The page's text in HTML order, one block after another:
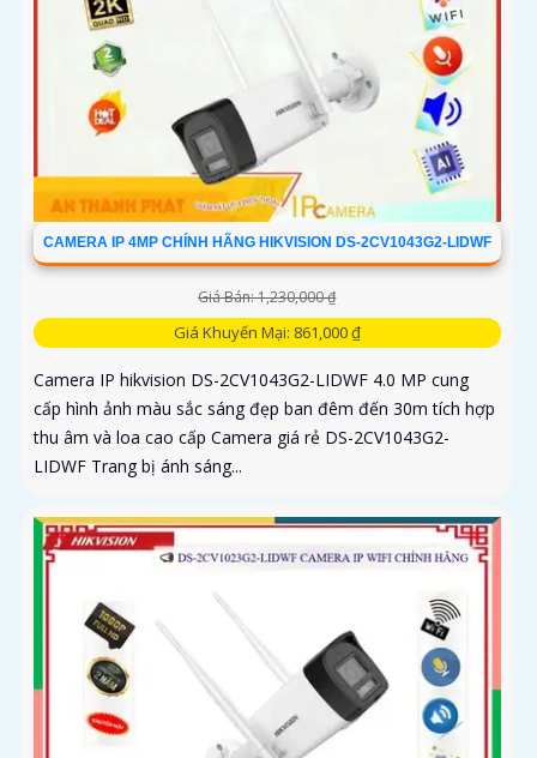
CAMERA IP 4MP CHÍNH HÃNG HIKVISION DS-2CV1043G2-LIDWF
Giá Bán: 1,230,000 ₫
Giá Khuyến Mại: 861,000 ₫
Camera IP hikvision DS-2CV1043G2-LIDWF 4.0 MP cung
cấp hình ảnh màu sắc sáng đẹp ban đêm đến 30m tích hợp
thu âm và loa cao cấp Camera giá rẻ DS-2CV1043G2-
LIDWF Trang bị ánh sáng...